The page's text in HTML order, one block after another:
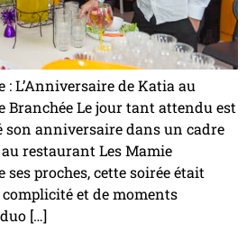
: L’Anniversaire de Katia au
Branchée Le jour tant attendu est
son anniversaire dans un cadre
restaurant Les Mamie
ses proches, cette soirée était
et de moments
[…]